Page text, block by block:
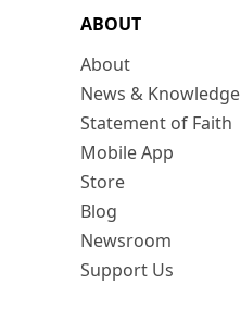
ABOUT
About
News & Knowledge
Statement of Faith
Mobile App
Store
Blog
Newsroom
Support Us